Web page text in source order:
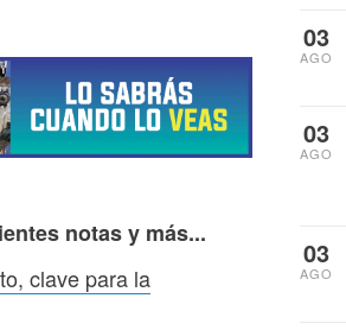
notas y más...
clave para la
03
AGO
03
AGO
03
AGO